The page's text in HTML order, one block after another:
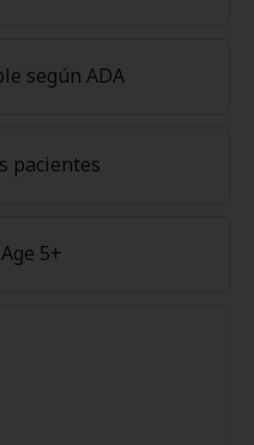
según ADA
pacientes
5+